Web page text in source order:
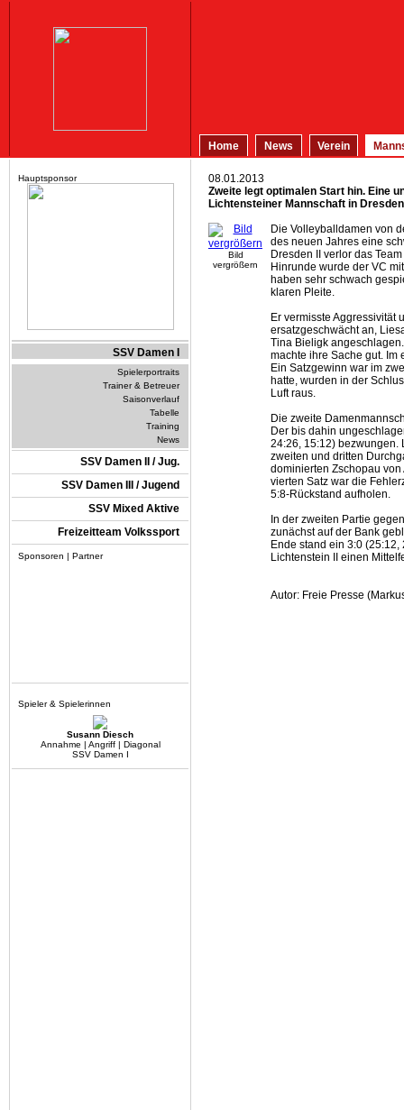
Home News Verein
Hauptsponsor
SSV Damen I
Spielerportraits
Trainer & Betreuer
Saisonverlauf
Tabelle
Training
News
SSV Damen II / Jug.
SSV Damen III / Jugend
SSV Mixed Aktive
Freizeitteam Volkssport
Sponsoren | Partner
Spieler & Spielerinnen
Susann Diesch
Annahme | Angriff | Diagonal
SSV Damen I
08.01.2013
Zweite legt optimalen Start hin. Eine
Lichtensteiner Mannschaft in
Bild
vergrößern
Die Volleyballdamen von
des neuen Jahres eine
Dresden II verlor das
Hinrunde wurde der VC
haben sehr schwach
klaren Pleite.
Er vermisste Aggressivität
ersatzgeschwächt an,
Tina Bieligk
machte ihre Sache gut. Im
Ein Satzgewinn war im
hatte, wurden in der
Luft raus.
Die zweite
Der bis dahin
24:26, 15:12) bezwungen.
zweiten und dritten
dominierten Zschopau
vierten Satz war die
5:8-Rückstand aufholen.
In der zweiten Partie
zunächst auf der Bank
Ende stand ein 3:0
Lichtenstein II einen
Autor: Freie Presse